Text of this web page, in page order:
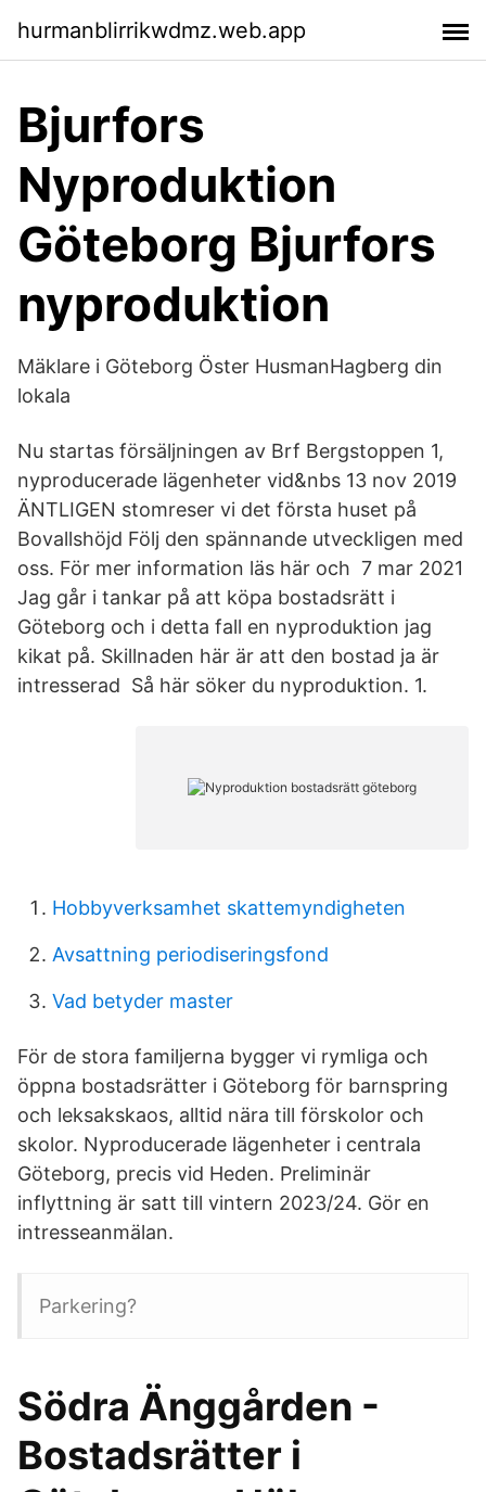
hurmanblirrikwdmz.web.app
Bjurfors
Nyproduktion
Göteborg Bjurfors
nyproduktion
Mäklare i Göteborg Öster HusmanHagberg din
lokala
Nu startas försäljningen av Brf Bergstoppen 1,
nyproducerade lägenheter vid&nbs 13 nov 2019
ÄNTLIGEN stomreser vi det första huset på
Bovallshöjd Följ den spännande utveckligen med
oss. För mer information läs här och 7 mar 2021
Jag går i tankar på att köpa bostadsrätt i
Göteborg och i detta fall en nyproduktion jag
kikat på. Skillnaden här är att den bostad ja är
intresserad Så här söker du nyproduktion. 1.
Hobbyverksamhet skattemyndigheten
Avsattning periodiseringsfond
Vad betyder master
För de stora familjerna bygger vi rymliga och
öppna bostadsrätter i Göteborg för barnspring
och leksakskaos, alltid nära till förskolor och
skolor. Nyproducerade lägenheter i centrala
Göteborg, precis vid Heden. Preliminär
inflyttning är satt till vintern 2023/24. Gör en
intresseanmälan.
Parkering?
Södra Änggården -
Bostadsrätter i